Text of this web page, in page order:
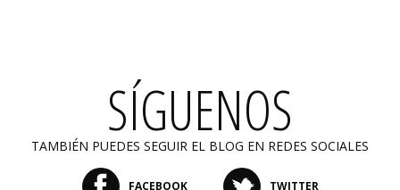
SÍGUENOS
TAMBIÉN PUEDES SEGUIR EL BLOG EN REDES SOCIALES
FACEBOOK TWITTER